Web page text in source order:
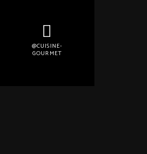
@CUISINE-
GOURMET